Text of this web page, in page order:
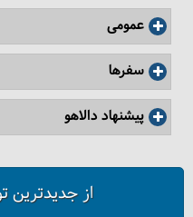
عمومی
سفرها
پیشنهاد دالاهو
از جدیدترین